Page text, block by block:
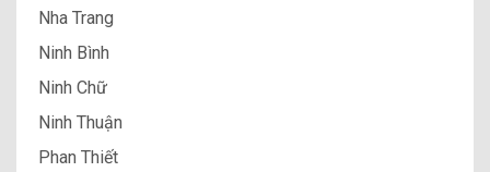
Nha Trang
Ninh Bình
Ninh Chữ
Ninh Thuận
Phan Thiết